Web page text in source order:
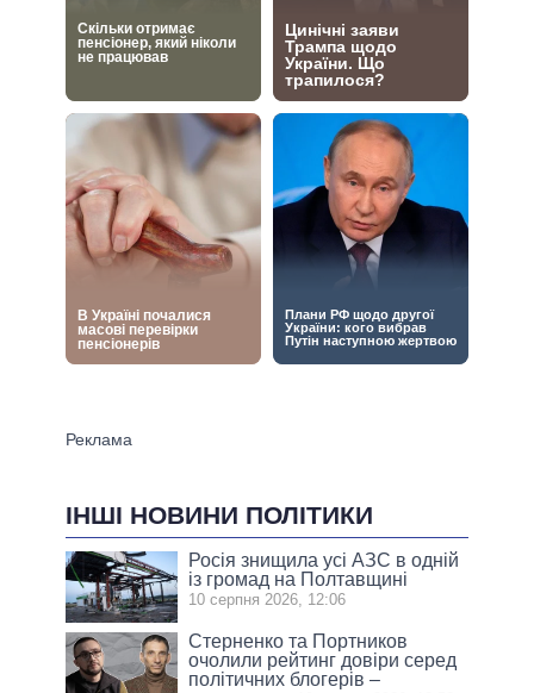
ІНШІ НОВИНИ ПОЛІТИКИ
Росія знищила усі АЗС в одній
із громад на Полтавщині
10 серпня 2026, 12:06
Стерненко та Портников
очолили рейтинг довіри серед
політичних блогерів –